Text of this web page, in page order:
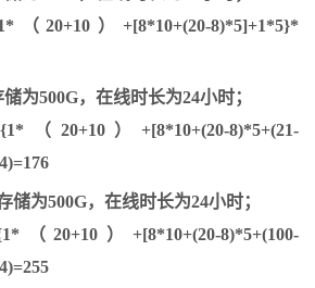
20+10）+[8*10+(20-8)*5]+1*5}*
为500G，在线时长为24小时；
20+10）+[8*10+(20-8)*5+(21-
储为500G，在线时长为24小时；
20+10）+[8*10+(20-8)*5+(100-